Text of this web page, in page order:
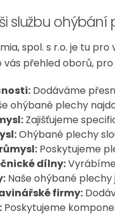
službu ohýbání
spol. s r.o. je tu
vás přehled oborů,
Dodáváme
ohýbané plechy
Zajišťujeme
Ohýbané plechy
Poskytujeme
dílny:
Naše ohýbané
firmy:
Poskytujeme